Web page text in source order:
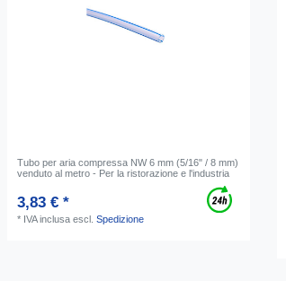
Tubo per aria compressa NW 6 mm (5/16" / 8 mm)
venduto al metro - Per la ristorazione e l'industria
3,83 € *
* IVA inclusa escl.Spedizione